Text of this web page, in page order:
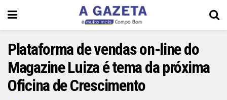
Plataforma de vendas on-line do
Magazine Luiza é tema da próxima
Oficina de Crescimento